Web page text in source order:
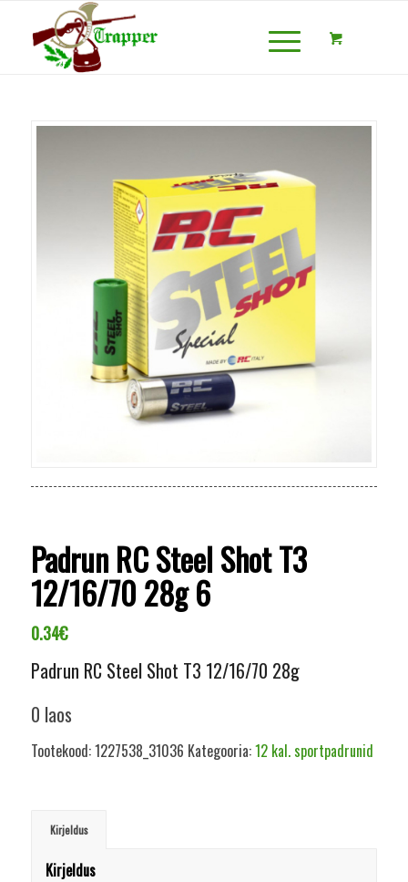
Padrun RC Steel Shot T3
12/16/70 28g 6
0.34€
Padrun RC Steel Shot T3 12/16/70 28g
0 laos
Tootekood:1227538_31036 Kategooria:12 kal. sportpadrunid
Kirjeldus
Kirjeldus